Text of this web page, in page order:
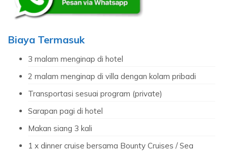
Biaya Termasuk
3 malam menginap di hotel
2 malam menginap di villa dengan kolam pribadi
Transportasi sesuai program (private)
Sarapan pagi di hotel
Makan siang 3 kali
1 x dinner cruise bersama Bounty Cruises / Sea